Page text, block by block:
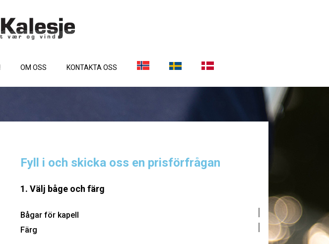
OM OSS KONTAKTA OSS
Fyll i och skicka oss en prisförfrågan
1. Välj båge och färg
Bågar för kapell
Färg